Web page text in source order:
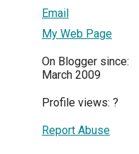
Email
My Web Page
On Blogger since:
March 2009
Profile views: ?
Report Abuse